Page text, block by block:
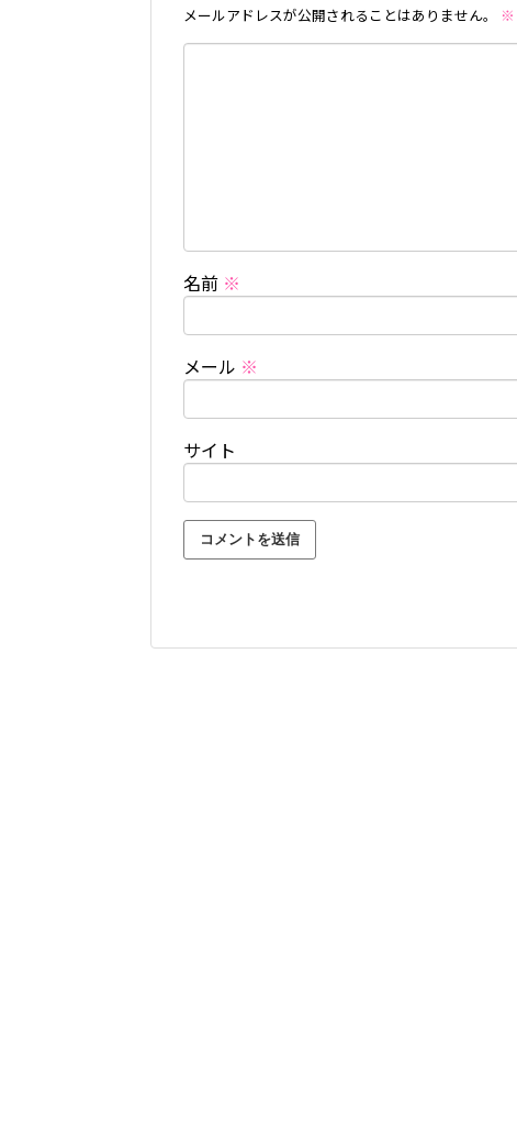
メールアドレスが公開されることはありません。 ※
名前 ※
メール ※
サイト